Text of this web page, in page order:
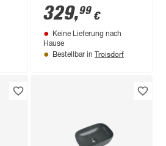
80,5 x 14,5 cm
329,99 €
Keine Lieferung nach
Hause
Bestellbar in Troisdorf